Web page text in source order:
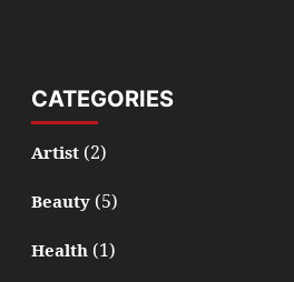
CATEGORIES
Artist(2)
Beauty(5)
Health(1)